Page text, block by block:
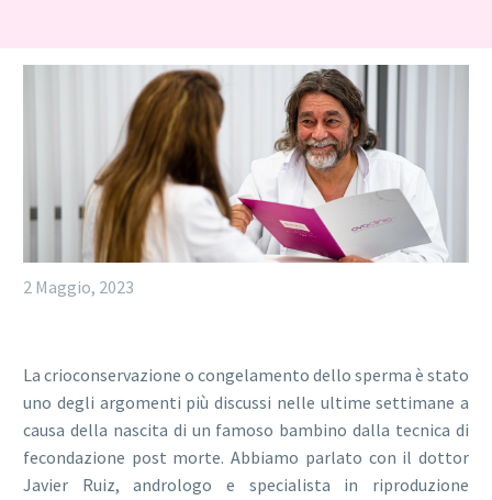
2 Maggio, 2023
La crioconservazione o congelamento dello sperma è stato
uno degli argomenti più discussi nelle ultime settimane a
causa della nascita di un famoso bambino dalla tecnica di
fecondazione post morte. Abbiamo parlato con il dottor
Javier Ruiz, andrologo e specialista in riproduzione